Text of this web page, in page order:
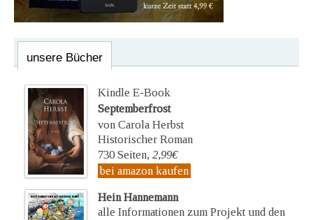
unsere Bücher
Kindle E-Book
Septemberfrost
von Carola Herbst
Historischer Roman
730 Seiten, 2,99€
bei amazon kaufen
Hein Hannemann
alle Informationen zum Projekt und den